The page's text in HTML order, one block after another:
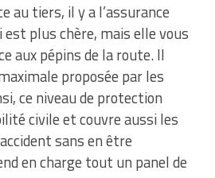
au tiers, il y a l’assurance
plus chère, mais elle vous
aux pépins de la route. Il
proposée par les
ce niveau de protection
civile et couvre aussi les
sans en être
en charge tout un panel de